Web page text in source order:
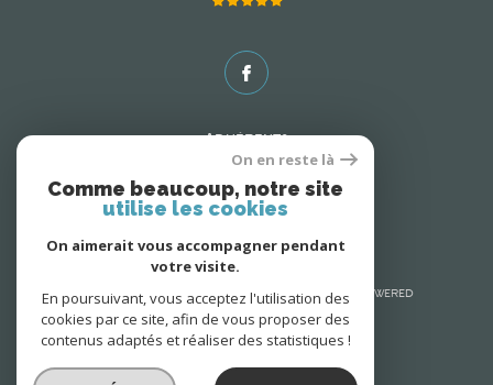
© 2026 | Tous droits réservés | Traduction powered
by Google |
Nos honoraires
Politique RGPD
On en reste là
Comme beaucoup, notre site
utilise les cookies
On aimerait vous accompagner pendant
votre visite.
En poursuivant, vous acceptez l'utilisation des
cookies par ce site, afin de vous proposer des
contenus adaptés et réaliser des statistiques !